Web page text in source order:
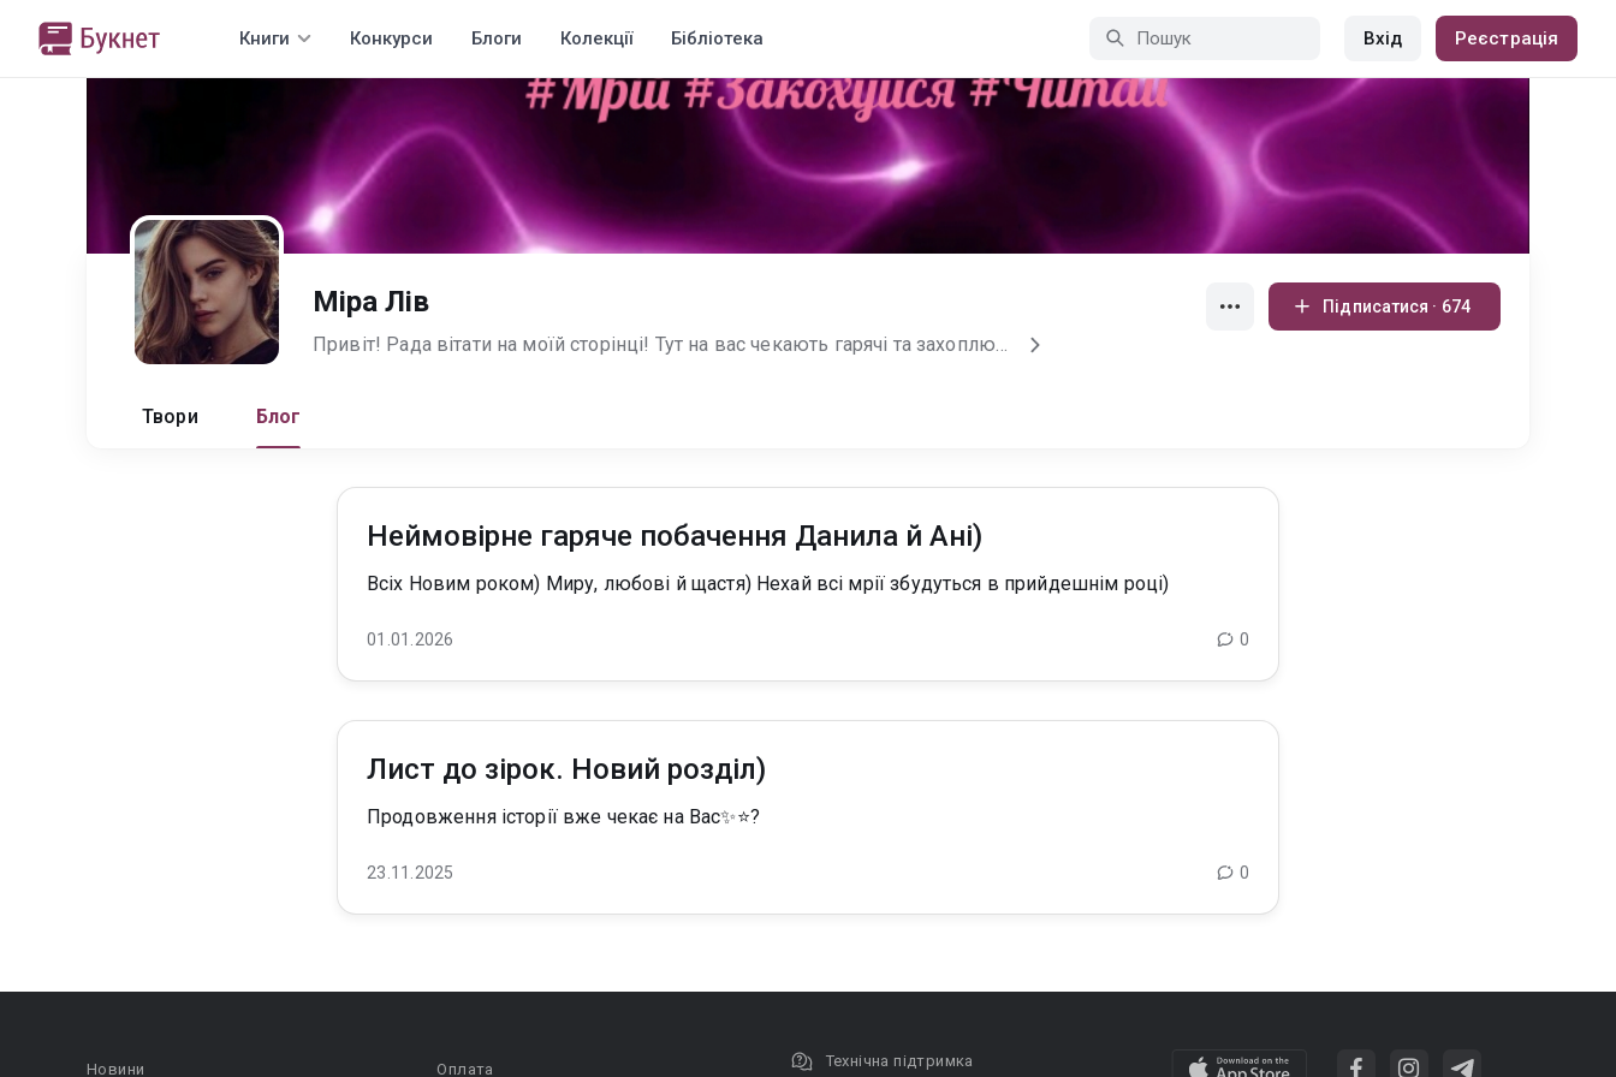
Книги Конкурси Блоги Колекції Бібліотека Вхід Реєстрація
Міра Лів
Привіт! Рада вітати на моїй сторінці! Тут на вас чекають гарячі та захоплюючі історії про кохання, а ще романтика, інтриги та шалені пристрасті. Герої моїх книг не залишать вас байдужими. Поринайте у світ чуттєвих історій разом зі мною.
Підписатися · 674
Твори Блог
Неймовірне гаряче побачення Данила й Ані)
Всіх Новим роком) Миру, любові й щастя) Нехай всі мрії збудуться в прийдешнім році)
01.01.2026 0
Лист до зірок. Новий розділ)
Продовження історії вже чекає на Вас✨⭐?
23.11.2025 0
Новини Оплата Технічна підтримка